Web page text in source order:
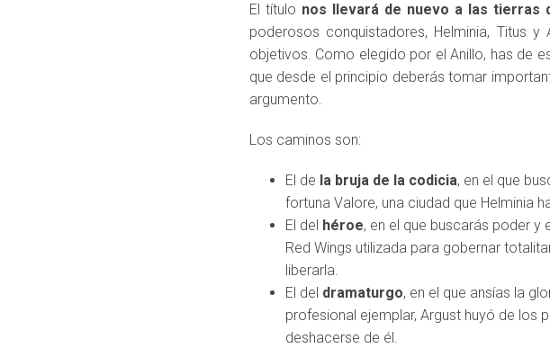
El título nos llevará de nuevo a las tierras
poderosos conquistadores, Helminia, Titus
objetivos. Como elegido por el Anillo, has de
que desde el principio deberás tomar
argumento.
Los caminos son:
El de la bruja de la codicia, en el que
fortuna Valore, una ciudad que Helminia
El del héroe, en el que buscarás poder y
Red Wings utilizada para gobernar
liberarla.
El del dramaturgo, en el que ansías la
profesional ejemplar, Argust huyó de los
deshacerse de él.